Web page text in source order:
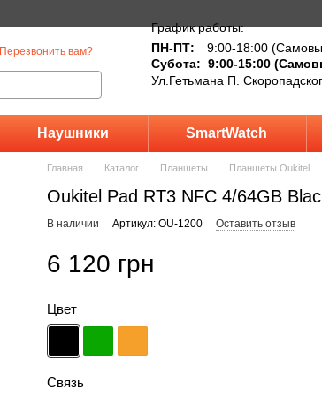
Перезвонить вам?
График работы:
ПН-ПТ:
9:00-18:00
Субота: 9:00-15:00
Ул.Гетьмана П.
Наушники SmartWatch
Главная Каталог Планшеты Планшеты Oukitel
Oukitel Pad RT3 NFC 4/64GB
В наличии Артикул: OU-1200 Оставить отзыв
6 120 грн
Цвет
Связь